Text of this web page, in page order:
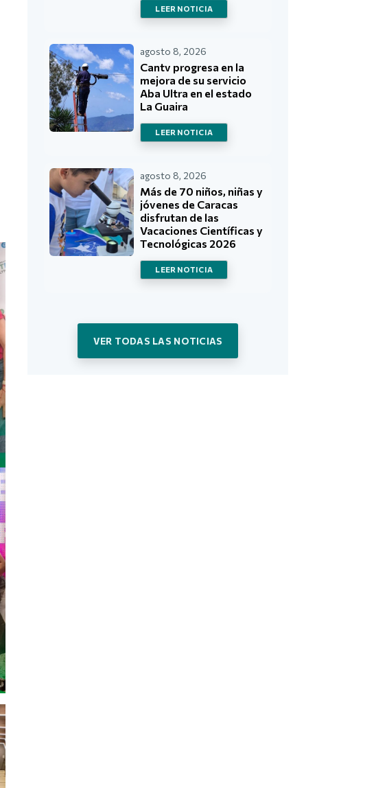
LEER NOTICIA
agosto 8, 2026
Cantv progresa en la
mejora de su servicio
Aba Ultra en el estado
La Guaira
LEER NOTICIA
agosto 8, 2026
Más de 70 niños, niñas y
jóvenes de Caracas
disfrutan de las
Vacaciones Científicas y
Tecnológicas 2026
LEER NOTICIA
VER TODAS LAS NOTICIAS